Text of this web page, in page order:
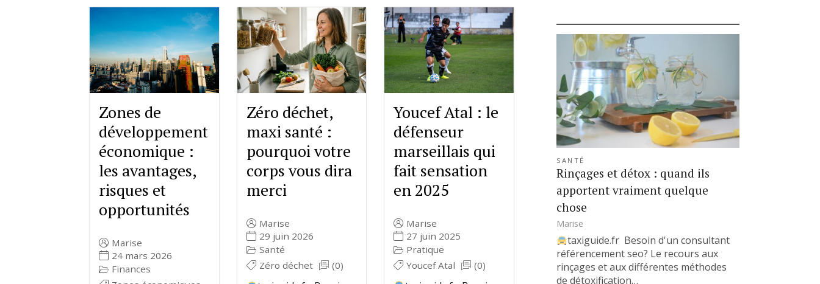
Zones de
développement
économique :
les avantages,
risques et
opportunités
Marise
24 mars 2026
Finances
Zéro déchet,
maxi santé :
pourquoi votre
corps vous dira
merci
Marise
29 juin 2026
Santé
Zéro déchet
(0)
Youcef Atal : le
défenseur
marseillais qui
fait sensation
en 2025
Marise
27 juin 2025
Pratique
Youcef Atal
(0)
SANTÉ
Rinçages et détox : quand ils
apportent vraiment quelque
chose
Marise
taxiguide.fr Besoin d'un consultant
référencement seo? Le recours aux
rinçages et aux différentes méthodes
de détoxification…